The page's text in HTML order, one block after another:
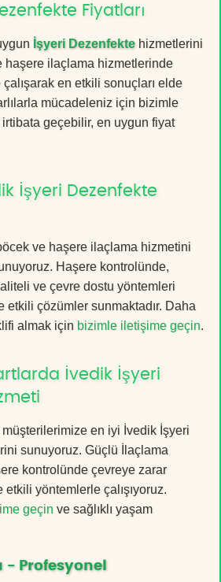
Fiyatları
İşyeri Dezenfektehizmetlerini
haşere ilaçlama hizmetlerinde
en etkili sonuçları elde
mücadeleniz için bizimle
irtibata geçebilir, en uygun fiyat
İşyeri Dezenfekte
ve haşere ilaçlama hizmetini
Haşere kontrolünde,
ve çevre dostu yöntemleri
etkili çözümler sunmaktadır. Daha
almak için bizimle iletişime geçin.
İvedik İşyeri
müşterilerimize en iyi İvedik İşyeri
sunuyoruz. Güçlü İlaçlama
kontrolünde çevreye zarar
etkili yöntemlerle çalışıyoruz.
geçin ve sağlıklı yaşam
Profesyonel